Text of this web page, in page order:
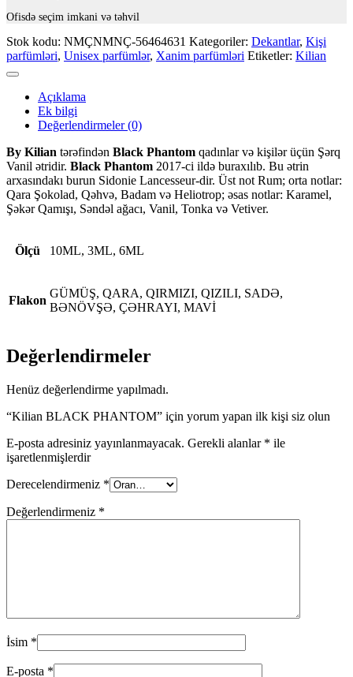
Ofisdə seçim imkani və təhvil
Stok kodu: NMÇNMNÇ-56464631 Kategoriler: Dekantlar, Kişi
parfümləri, Unisex parfümlər, Xanim parfümləri Etiketler: Kilian
Açıklama
Ek bilgi
Değerlendirmeler (0)
By Kilian tərəfindən Black Phantom qadınlar və kişilər üçün Şərq
Vanil ətridir. Black Phantom 2017-ci ildə buraxılıb. Bu ətrin
arxasındakı burun Sidonie Lancesseur-dir. Üst not Rum; orta notlar:
Qara Şokolad, Qəhvə, Badam və Heliotrop; əsas notlar: Karamel,
Şəkər Qamışı, Səndəl ağacı, Vanil, Tonka və Vetiver.
Ölçü 10ML, 3ML, 6ML
Flakon
GÜMÜŞ, QARA, QIRMIZI, QIZILI, SADƏ,
BƏNÖVŞƏ, ÇƏHRAYI, MAVİ
Değerlendirmeler
Henüz değerlendirme yapılmadı.
“Kilian BLACK PHANTOM” için yorum yapan ilk kişi siz olun
E-posta adresiniz yayınlanmayacak. Gerekli alanlar * ile
işaretlenmişlerdir
Derecelendirmeniz *
Değerlendirmeniz *
İsim *
E-posta *